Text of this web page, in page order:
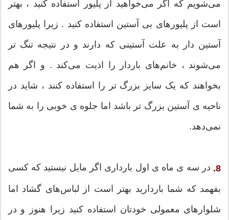
می‌شویم که اگر می‌خواهید از پلیور استفاده کنید ، بهتر
است از پلیور‌های بی آستین استفاده کنید . زیرا پلیورهای
آستین دار به علت آستینی که دارند و در نتیجه تنگ تر
می‌شوند ، خانم‌های باردار را اذیت می‌کند . و اگر هم
بخواهند که یک سایز بزرگ تر را استفاده کنند ، شاید در
ناحیه ی آستین بزرگ تر باشد اما جلوه ی خوبی را به شما
نمی‌دهد.
8. در سه ی ماه ی اول بارداری اگر مایل نیستید که کسی
بفهمد که شما باردارید بهتر است از لباس‌های گشاد اما
شلوارهای معمولی خودتان استفاده کنید زیرا هنوز و در